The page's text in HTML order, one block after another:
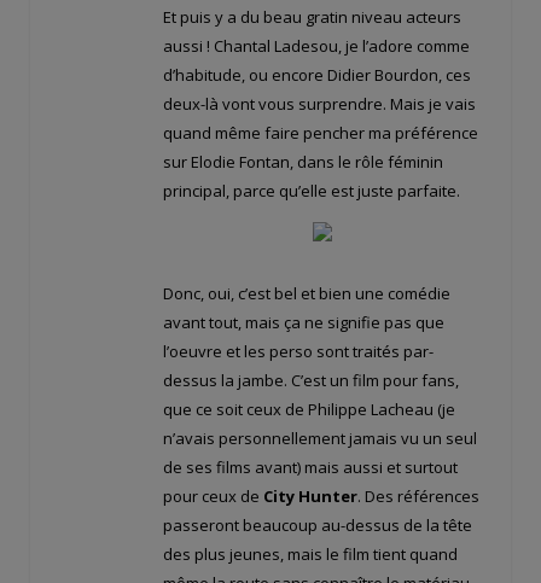
Et puis y a du beau gratin niveau acteurs
aussi ! Chantal Ladesou, je l’adore comme
d’habitude, ou encore Didier Bourdon, ces
deux-là vont vous surprendre. Mais je vais
quand même faire pencher ma préférence
sur Elodie Fontan, dans le rôle féminin
principal, parce qu’elle est juste parfaite.
Donc, oui, c’est bel et bien une comédie
avant tout, mais ça ne signifie pas que
l’oeuvre et les perso sont traités par-
dessus la jambe. C’est un film pour fans,
que ce soit ceux de Philippe Lacheau (je
n’avais personnellement jamais vu un seul
de ses films avant) mais aussi et surtout
pour ceux de City Hunter. Des références
passeront beaucoup au-dessus de la tête
des plus jeunes, mais le film tient quand